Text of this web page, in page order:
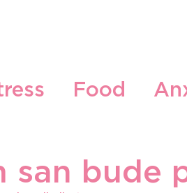
Food
san bude